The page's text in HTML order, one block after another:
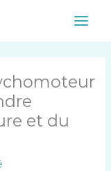
Main
et du